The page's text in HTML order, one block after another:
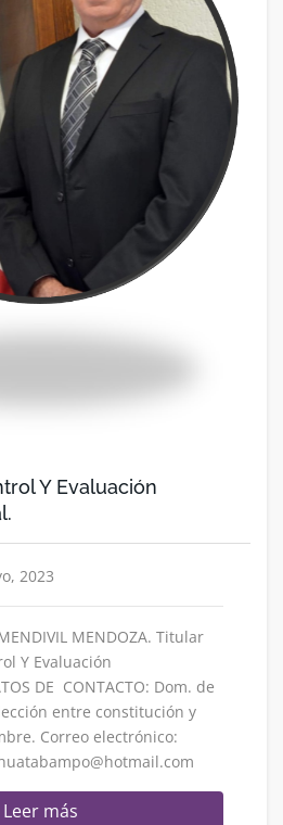
Y Evaluación
2023
MENDOZA. Titular
Y Evaluación
DE CONTACTO: Dom. de
entre constitución y
Correo electrónico:
Leer más